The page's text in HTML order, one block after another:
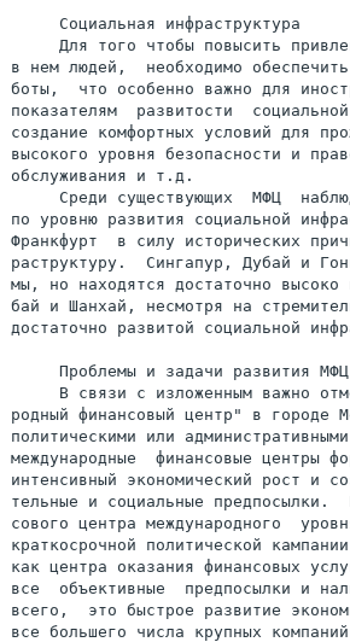
краткосрочной политической
как центра оказания финансовых
все  объективные  предпосылки и
всего,  это быстрое развитие
все большего числа крупных